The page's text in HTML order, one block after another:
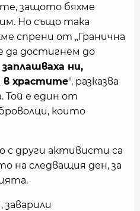
защото бяхме
Но също така
спрени от „Гранична
да достигнем до
заплашваха ни,
в храстите", разказва
Той е един от
които
с други активисти са
на следващия ден, за